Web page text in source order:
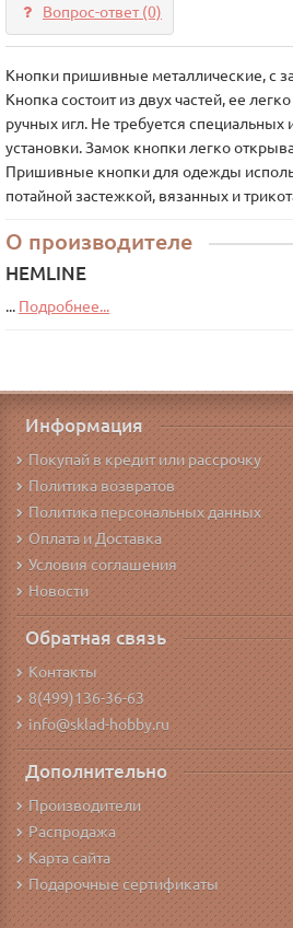
Вопрос-ответ(0)
Кнопки пришивные металлические, с
Кнопка состоит из двух частей, ее
ручных игл. Не требуется специальных
установки. Замок кнопки легко
Пришивные кнопки для одежды
потайной застежкой, вязанных и
О производителе
HEMLINE
... Подробнее...
Информация
Покупай в кредит или рассрочку
Политика возвратов
Политика персональных данных
Оплата и Доставка
Условия соглашения
Новости
Обратная связь
Контакты
8(499)136-36-63
info@sklad-hobby.ru
Дополнительно
Производители
Распродажа
Карта сайта
Подарочные сертификаты